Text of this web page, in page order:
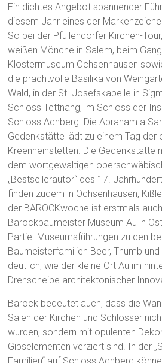
Ein dichtes Angebot spannender
diesem Jahr eines der
So bei der Pfullendorfer Kirchen-
weißen Mönche in Salem, beim
Klostermuseum Ochsenhausen
die prachtvolle Basilika von
Wald, in der St. Josefskapelle in
Schloss Tettnang, im Schloss der
Schloss Achberg. Die Abraham a
Gedenkstätte lädt zu einem Tag der
Kreenheinstetten. Die Gedenkstätte
dem wortgewaltigen
„Bestsellerautor“ des 17.
finden zudem in Ochsenhausen,
der BAROCKwoche ist erstmals
Barockbaumeister Museum Au in
Partie. Museumsführungen zu den
Baumeisterfamilien Beer, Thumb
deutlich, wie der kleine Ort Au im
Drehscheibe architektonischer
Barock bedeutet auch, dass die
Sälen der Kirchen und Schlösser
wurden, sondern mit opulenten
Gipselementen verziert sind. In der